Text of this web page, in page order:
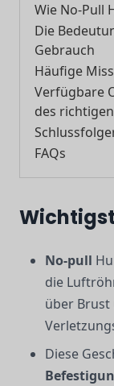
Wie No-Pull
Die
Gebrauch
Häufige
Verfügbare
des
FAQs
No-pull
die
über Brust
Diese